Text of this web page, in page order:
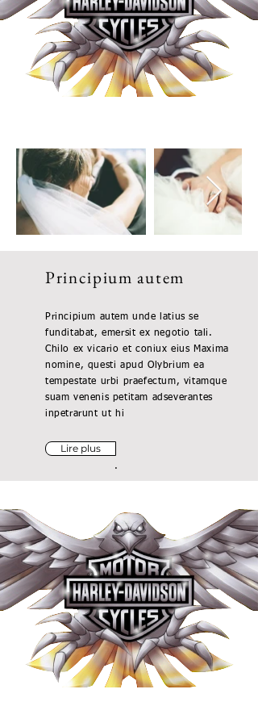
Principium autem
Principium autem unde latius se
funditabat, emersit ex negotio tali.
Chilo ex vicario et coniux eius Maxima
nomine, questi apud Olybrium ea
tempestate urbi praefectum, vitamque
suam venenis petitam adseverantes
inpetrarunt ut hi
Lire plus